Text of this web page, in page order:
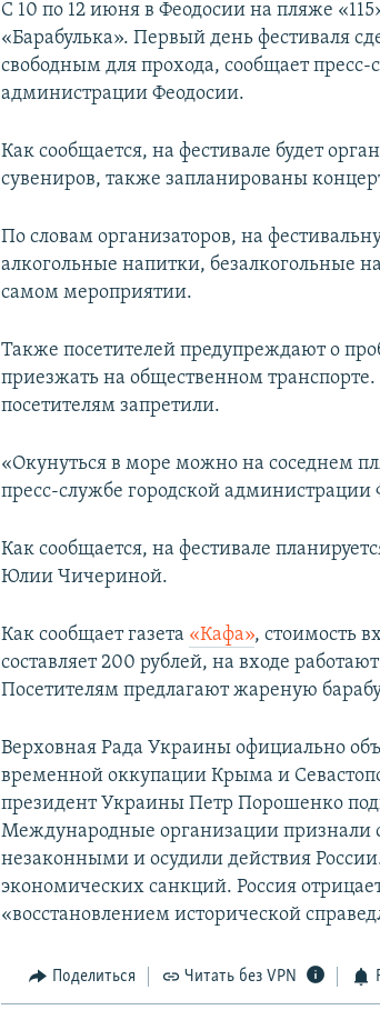
С 10 по 12 июня в Феодосии на пляже
«Барабулька». Первый день фестиваля
свободным для прохода, сообщает
администрации Феодосии.
Как сообщается, на фестивале будет
сувениров, также запланированы
По словам организаторов, на
алкогольные напитки, безалкогольные
самом мероприятии.
Также посетителей предупреждают о
приезжать на общественном
посетителям запретили.
«Окунуться в море можно на соседнем
пресс-службе городской администрации
Как сообщается, на фестивале
Юлии Чичериной.
Как сообщает газета «Кафа», стоимость
составляет 200 рублей, на входе
Посетителям предлагают жареную
Верховная Рада Украины официально
временной оккупации Крыма и
президент Украины Петр Порошенко
Международные организации
незаконными и осудили действия
экономических санкций. Россия
«восстановлением исторической
Поделиться Читать без VPN